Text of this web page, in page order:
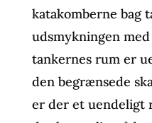
katakomberne bag
udsmykningen
tankernes rum er
den begrænsede
er der et uendeligt